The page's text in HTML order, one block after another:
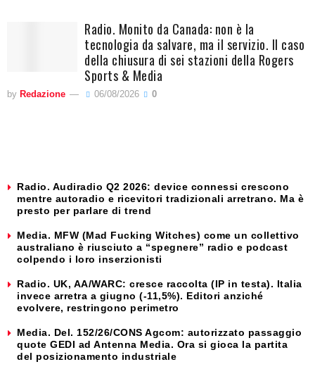
Radio. Monito da Canada: non è la
tecnologia da salvare, ma il servizio. Il caso
della chiusura di sei stazioni della Rogers
Sports & Media
by Redazione 06/08/2026 0
Radio. Audiradio Q2 2026: device connessi crescono
mentre autoradio e ricevitori tradizionali arretrano. Ma è
presto per parlare di trend
Media. MFW (Mad Fucking Witches) come un collettivo
australiano è riusciuto a “spegnere” radio e podcast
colpendo i loro inserzionisti
Radio. UK, AA/WARC: cresce raccolta (IP in testa). Italia
invece arretra a giugno (-11,5%). Editori anziché
evolvere, restringono perimetro
Media. Del. 152/26/CONS Agcom: autorizzato passaggio
quote GEDI ad Antenna Media. Ora si gioca la partita
del posizionamento industriale